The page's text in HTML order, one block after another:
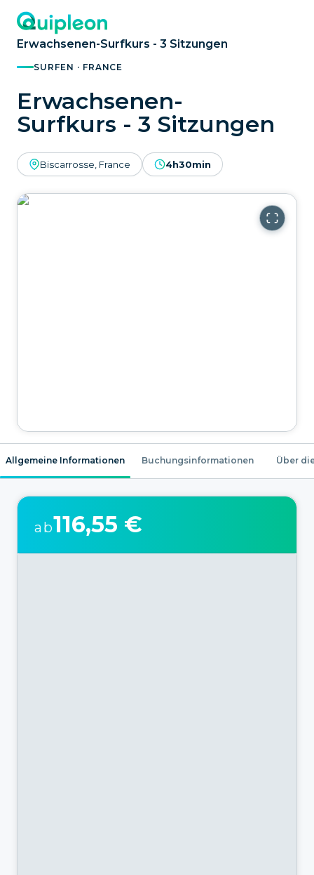
Erwachsenen-Surfkurs - 3 Sitzungen
SURFEN · FRANCE
Erwachsenen-
Surfkurs - 3 Sitzungen
Biscarrosse, France 4h30min
Allgemeine Informationen Buchungsinformationen Über
ab116,55 €